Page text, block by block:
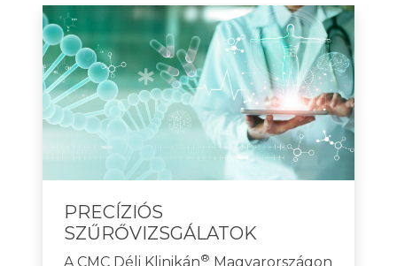
PRECÍZIÓS
SZŰRŐVIZSGÁLATOK
A CMC Déli Klinikán® Magyarországon